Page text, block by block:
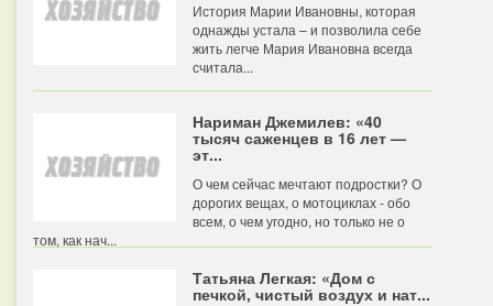
История Марии Ивановны, которая
однажды устала – и позволила себе
жить легче Мария Ивановна всегда
считала...
Нариман Джемилев: «40
тысяч саженцев в 16 лет —
эт...
О чем сейчас мечтают подростки? О
дорогих вещах, о мотоциклах - обо
всем, о чем угодно, но только не о
том, как нач...
Татьяна Легкая: «Дом с
печкой, чистый воздух и нат...